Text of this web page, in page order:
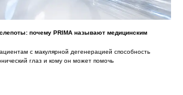
почему PRIMA называют медицинским
с макулярной дегенерацией способность
глаз и кому он может помочь